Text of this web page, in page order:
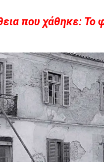
που χάθηκε: Το